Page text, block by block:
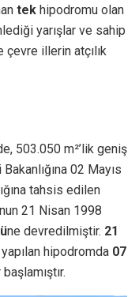
tek hipodromu olan
yarışlar ve sahip
çevre illerin atçılık
503.050 m²’lik geniş
02 Mayıs
tahsis edilen
21 Nisan 1998
ne devredilmiştir. 21
hipodromda 07